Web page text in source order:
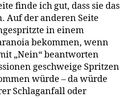
finde ich gut, dass sie das
Auf der anderen Seite
in einem
bekommen, wenn
„Nein“ beantworten
geschweige Spritzen
würde – da würde
Schlaganfall oder